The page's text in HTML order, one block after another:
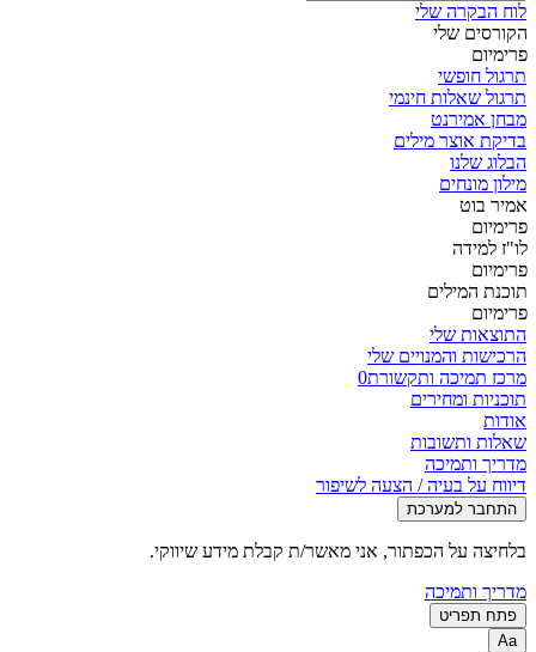
לוח הבקרה שלי
הקורסים שלי
פרימיום
תרגול חופשי
תרגול שאלות חינמי
מבחן אמירנט
בדיקת אוצר מילים
הבלוג שלנו
מילון מונחים
אמיר בוט
פרימיום
לו"ז למידה
פרימיום
תוכנת המילים
פרימיום
התוצאות שלי
הרכישות והמנויים שלי
מרכז תמיכה ותקשורת0
תוכניות ומחירים
אודות
שאלות ותשובות
מדריך ותמיכה
דיווח על בעיה / הצעה לשיפור
התחבר למערכת
בלחיצה על הכפתור, אני מאשר/ת קבלת מידע שיווקי.
מדריך ותמיכה
פתח תפריט
Aa